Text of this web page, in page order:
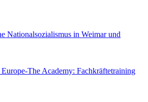
Nationalsozialismus in Weimar und
The Academy: Fachkräftetraining